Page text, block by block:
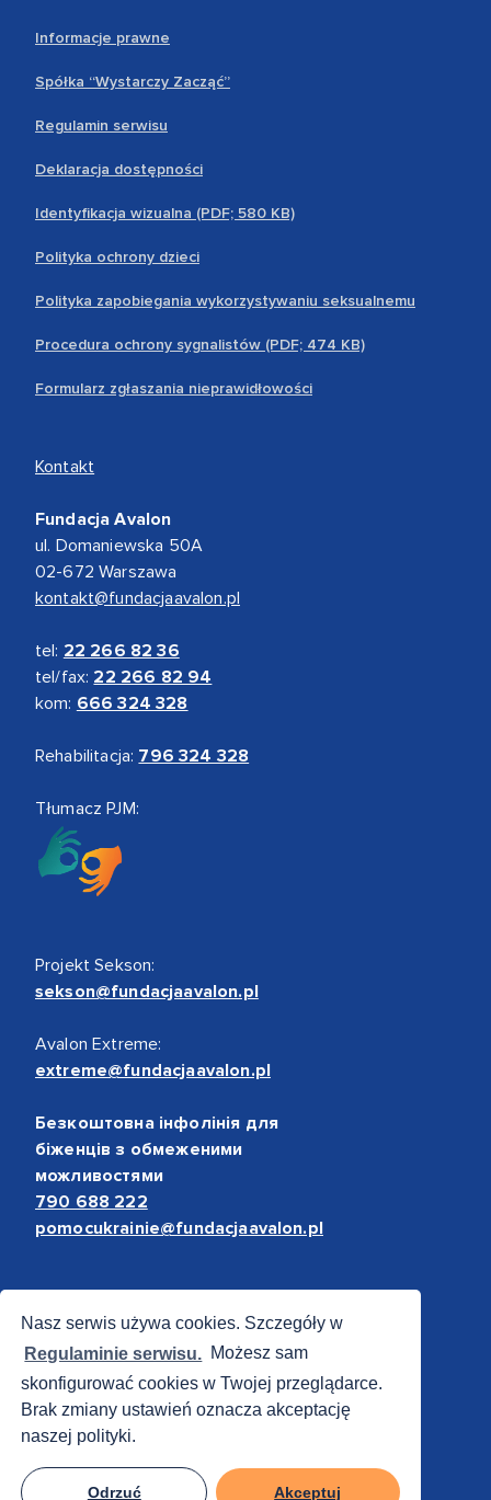
Nasz serwis używa cookies. Szczegóły w
Regulaminie serwisu. Możesz sam
skonfigurować cookies w Twojej przeglądarce.
Brak zmiany ustawień oznacza akceptację
naszej polityki.
Odrzuć Akceptuj
Informacje prawne
Spółka “Wystarczy Zacząć”
Regulamin serwisu
Deklaracja dostępności
Identyfikacja wizualna (PDF; 580 KB)
Polityka ochrony dzieci
Polityka zapobiegania wykorzystywaniu seksualnemu
Procedura ochrony sygnalistów (PDF; 474 KB)
Formularz zgłaszania nieprawidłowości
Kontakt
Fundacja Avalon
ul. Domaniewska 50A
02-672 Warszawa
kontakt@fundacjaavalon.pl
tel: 22 266 82 36
tel/fax: 22 266 82 94
kom: 666 324 328
Rehabilitacja: 796 324 328
Tłumacz PJM:
Projekt Sekson:
sekson@fundacjaavalon.pl
Avalon Extreme:
extreme@fundacjaavalon.pl
Безкоштовна інфолінія для
біженців з обмеженими
можливостями
790 688 222
pomocukrainie@fundacjaavalon.pl
Bezpieczne płatności